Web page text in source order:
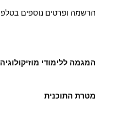
הרשמה ופרטים נוספים בטלפון 03-
המגמה ללימודי
מטרת התוכנית